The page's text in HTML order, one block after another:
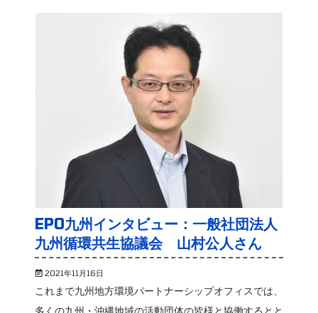
EPO九州インタビュー：一般社団法人
九州循環共生協議会 山村公人さん
2021年11月16日
これまで九州地方環境パートナーシップオフィスでは、
多くの九州・沖縄地域の活動団体の皆様と協働するとと